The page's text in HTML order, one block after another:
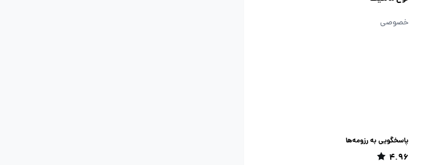
خصوصی
پاسخگویی به رزومه‌ها
4.96